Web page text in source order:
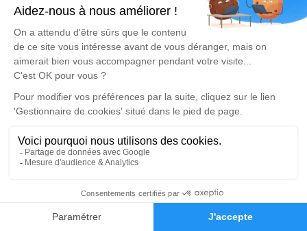
Faire-part Hommages
Un service de plantation d’arbre hommage est
disponible ici.
Cérémonie religieuse
mercredi 16 novembre 2022 à 12h30
Crématorium de Cornebarrieu
83, Route de Colomiers
Je rends hommage